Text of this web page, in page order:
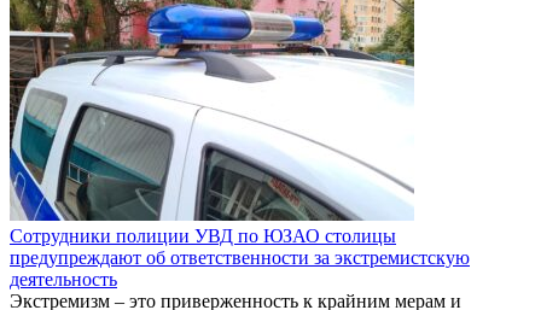
Сотрудники полиции УВД по ЮЗАО столицы
предупреждают об ответственности за экстремистскую
деятельность
Экстремизм – это приверженность к крайним мерам и